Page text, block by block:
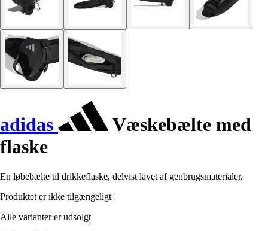
adidas
Væskebælte med
flaske
En løbebælte til drikkeflaske, delvist lavet af genbrugsmaterialer.
Produktet er ikke tilgængeligt
Alle varianter er udsolgt